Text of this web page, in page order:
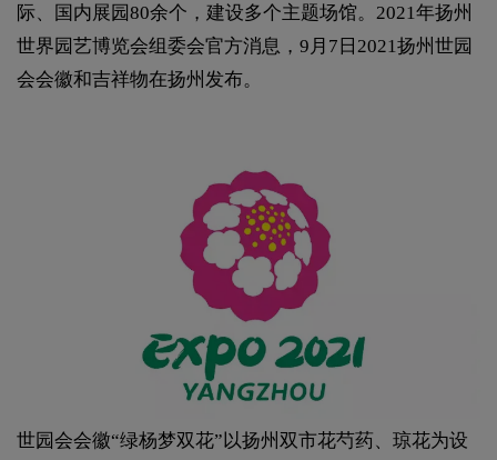
际、国内展园80余个，建设多个主题场馆。2021年扬州
世界园艺博览会组委会官方消息，9月7日2021扬州世园
会会徽和吉祥物在扬州发布。
世园会会徽“绿杨梦双花”以扬州双市花芍药、琼花为设